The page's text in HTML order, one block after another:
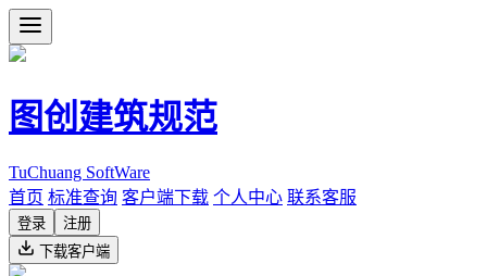
图创建筑规范
TuChuang SoftWare
首页 标准查询 客户端下载 个人中心 联系客服
登录
注册
下载客户端